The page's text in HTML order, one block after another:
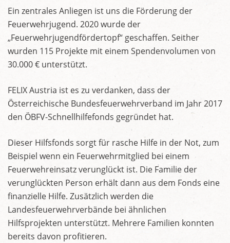
Ein zentrales Anliegen ist uns die Förderung der
Feuerwehrjugend. 2020 wurde der
„Feuerwehrjugendfördertopf“ geschaffen. Seither
wurden 115 Projekte mit einem Spendenvolumen von
30.000 € unterstützt.
FELIX Austria ist es zu verdanken, dass der
Österreichische Bundesfeuerwehrverband im Jahr 2017
den ÖBFV-Schnellhilfefonds gegründet hat.
Dieser Hilfsfonds sorgt für rasche Hilfe in der Not, zum
Beispiel wenn ein Feuerwehrmitglied bei einem
Feuerwehreinsatz verunglückt ist. Die Familie der
verunglückten Person erhält dann aus dem Fonds eine
finanzielle Hilfe. Zusätzlich werden die
Landesfeuerwehrverbände bei ähnlichen
Hilfsprojekten unterstützt. Mehrere Familien konnten
bereits davon profitieren.